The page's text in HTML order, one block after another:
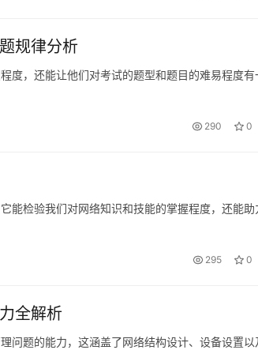
规律分析
度，还能让他们对考试的题型和题目的难易程度有
290 0
能检验我们对网络知识和技能的掌握程度，还能助
295 0
全解析
问题的能力，这涵盖了网络结构设计、设备设置以